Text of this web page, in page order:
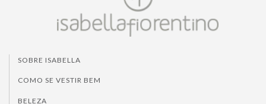
SOBRE ISABELLA
COMO SE VESTIR BEM
BELEZA